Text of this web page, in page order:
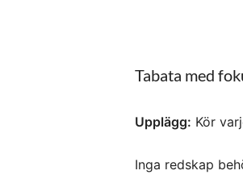
Tabata med
Upplägg: Kör
Inga redskap